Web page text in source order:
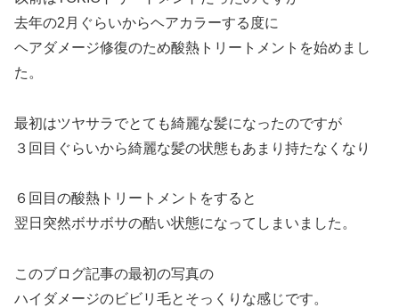
去年の2月ぐらいからヘアカラーする度に
ヘアダメージ修復のため酸熱トリートメントを始めまし
た。
最初はツヤサラでとても綺麗な髪になったのですが
３回目ぐらいから綺麗な髪の状態もあまり持たなくなり
６回目の酸熱トリートメントをすると
翌日突然ボサボサの酷い状態になってしまいました。
このブログ記事の最初の写真の
ハイダメージのビビリ毛とそっくりな感じです。